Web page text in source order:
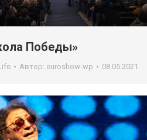
Победы»
Автор: euroshow-wp 08.05.2021